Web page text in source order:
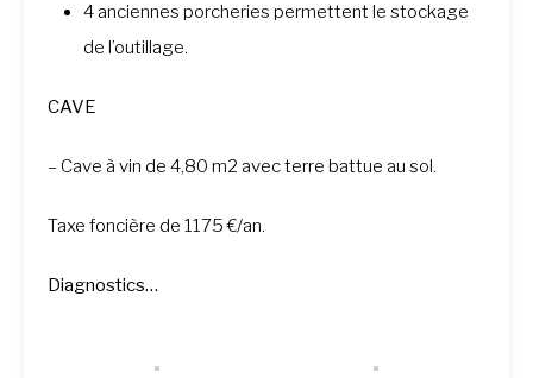
4 anciennes porcheries permettent le stockage
de l’outillage.
CAVE
– Cave à vin de 4,80 m2 avec terre battue au sol.
Taxe foncière de 1175 €/an.
Diagnostics…